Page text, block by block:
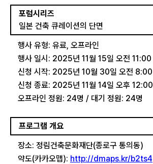
포럼시리즈
일본 건축 큐레이션의 단면
행사 유형: 유료, 오프라인
행사 일시: 2025년 11월 15일 오전 11:00
신청 시작: 2025년 10월 30일 오전 8:00
신청 종료: 2025년 11월 14일 오후 12:00
오프라인 정원: 24명 / 대기 정원: 24명
프로그램 개요
장소: 정림건축문화재단(종로구 통의동)
약도(카카오맵): http://dmaps.kr/b2ts4